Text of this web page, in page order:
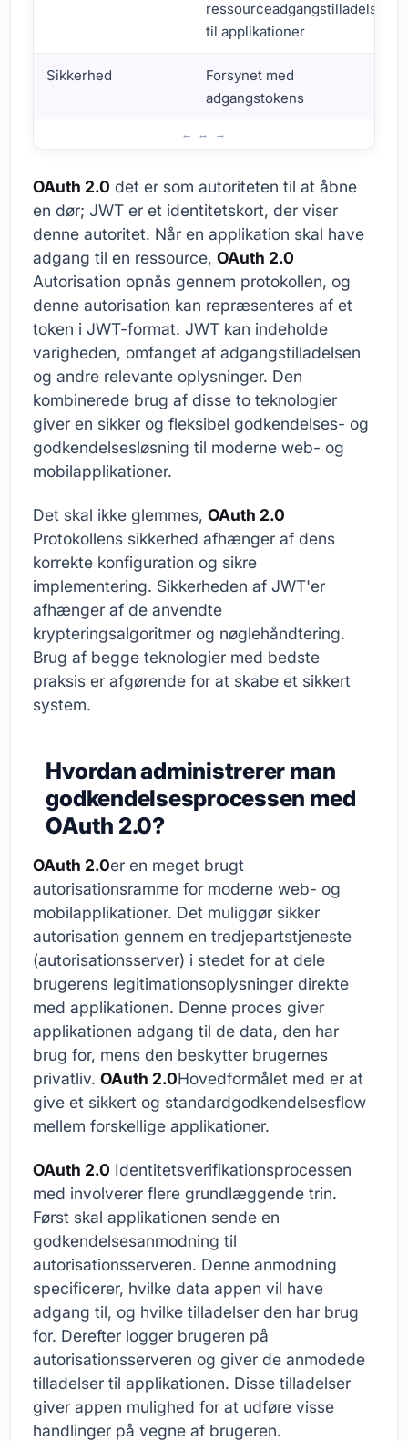
ressourceadgangstilladelser
til applikationer
Sikkerhed
Forsynet med
adgangstokens
OAuth 2.0 det er som autoriteten til at åbne
en dør; JWT er et identitetskort, der viser
denne autoritet. Når en applikation skal have
adgang til en ressource, OAuth 2.0
Autorisation opnås gennem protokollen, og
denne autorisation kan repræsenteres af et
token i JWT-format. JWT kan indeholde
varigheden, omfanget af adgangstilladelsen
og andre relevante oplysninger. Den
kombinerede brug af disse to teknologier
giver en sikker og fleksibel godkendelses- og
godkendelsesløsning til moderne web- og
mobilapplikationer.
Det skal ikke glemmes, OAuth 2.0
Protokollens sikkerhed afhænger af dens
korrekte konfiguration og sikre
implementering. Sikkerheden af JWT'er
afhænger af de anvendte
krypteringsalgoritmer og nøglehåndtering.
Brug af begge teknologier med bedste
praksis er afgørende for at skabe et sikkert
system.
Hvordan administrerer man
godkendelsesprocessen med
OAuth 2.0?
OAuth 2.0er en meget brugt
autorisationsramme for moderne web- og
mobilapplikationer. Det muliggør sikker
autorisation gennem en tredjepartstjeneste
(autorisationsserver) i stedet for at dele
brugerens legitimationsoplysninger direkte
med applikationen. Denne proces giver
applikationen adgang til de data, den har
brug for, mens den beskytter brugernes
privatliv. OAuth 2.0Hovedformålet med er at
give et sikkert og standardgodkendelsesflow
mellem forskellige applikationer.
OAuth 2.0 Identitetsverifikationsprocessen
med involverer flere grundlæggende trin.
Først skal applikationen sende en
godkendelsesanmodning til
autorisationsserveren. Denne anmodning
specificerer, hvilke data appen vil have
adgang til, og hvilke tilladelser den har brug
for. Derefter logger brugeren på
autorisationsserveren og giver de anmodede
tilladelser til applikationen. Disse tilladelser
giver appen mulighed for at udføre visse
handlinger på vegne af brugeren.